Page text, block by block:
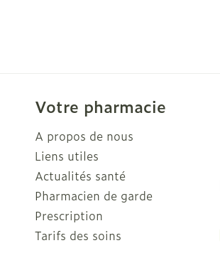
Votre pharmacie
A propos de nous
Liens utiles
Actualités santé
Pharmacien de garde
Prescription
Tarifs des soins